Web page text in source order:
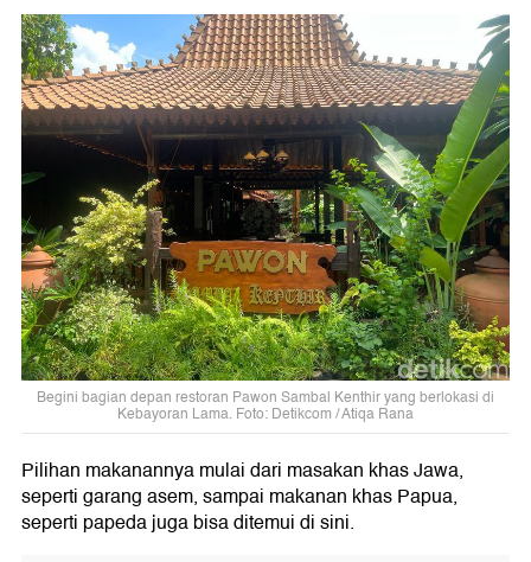
Begini bagian depan restoran Pawon Sambal Kenthir yang berlokasi di
Kebayoran Lama. Foto: Detikcom / Atiqa Rana
Pilihan makanannya mulai dari masakan khas Jawa,
seperti garang asem, sampai makanan khas Papua,
seperti papeda juga bisa ditemui di sini.